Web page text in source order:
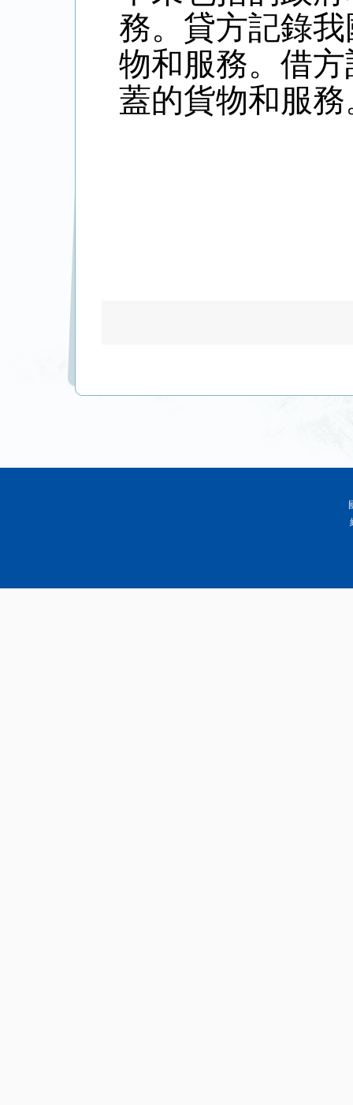
務。貸方記錄
物和服務。借
蓋的貨物和服務